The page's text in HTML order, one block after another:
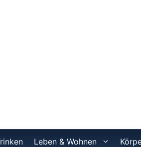
Leben & Wohnen